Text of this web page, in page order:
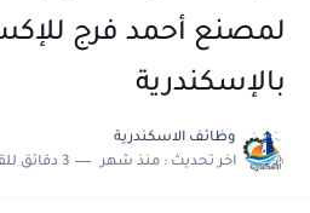
لمصنع أحمد فرج
بالإسكندرية
وظائف الاسكندرية
اخر تحديث : منذ شهر 3 دقائق للقراءة